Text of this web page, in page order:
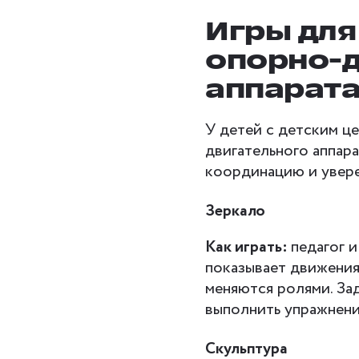
Игры
опорно-
У детей с детским
двигательного
координацию и
Зеркало
Как играть: педагог
показывает
меняются ролями.
выполнить
Скульптура